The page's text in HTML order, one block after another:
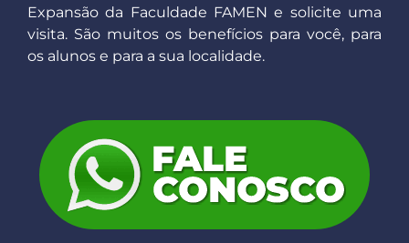
Expansão da Faculdade FAMEN e solicite uma
visita. São muitos os benefícios para você, para
os alunos e para a sua localidade.